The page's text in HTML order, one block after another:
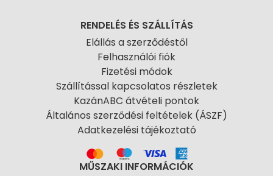
RENDELÉS ÉS SZÁLLÍTÁS
Elállás a szerződéstől
Felhasználói fiók
Fizetési módok
Szállítással kapcsolatos részletek
KazánABC átvételi pontok
Általános szerződési feltételek (ÁSZF)
Adatkezelési tájékoztató
MŰSZAKI INFORMÁCIÓK